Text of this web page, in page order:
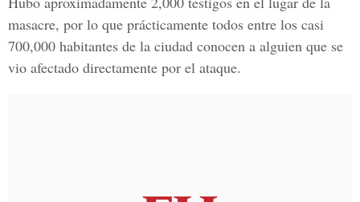
masacre, por lo que prácticamente todos entre los casi
700,000 habitantes de la ciudad conocen a alguien que se
vio afectado directamente por el ataque.